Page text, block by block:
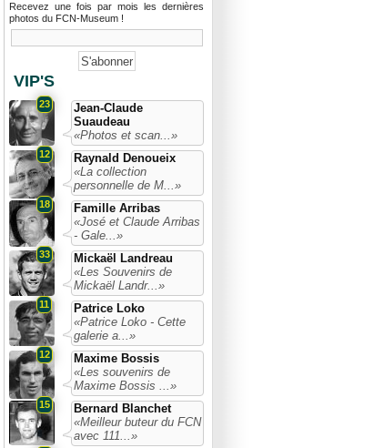
Recevez une fois par mois les dernières
photos du FCN-Museum !
VIP'S
23
Jean-Claude
Suaudeau
«Photos et scan...»
12
Raynald Denoueix
«La collection
personnelle de M...»
18
Famille Arribas
«José et Claude Arribas
- Gale...»
33
Mickaël Landreau
«Les Souvenirs de
Mickaël Landr...»
11
Patrice Loko
«Patrice Loko - Cette
galerie a...»
12
Maxime Bossis
«Les souvenirs de
Maxime Bossis ...»
15
Bernard Blanchet
«Meilleur buteur du FCN
avec 111...»